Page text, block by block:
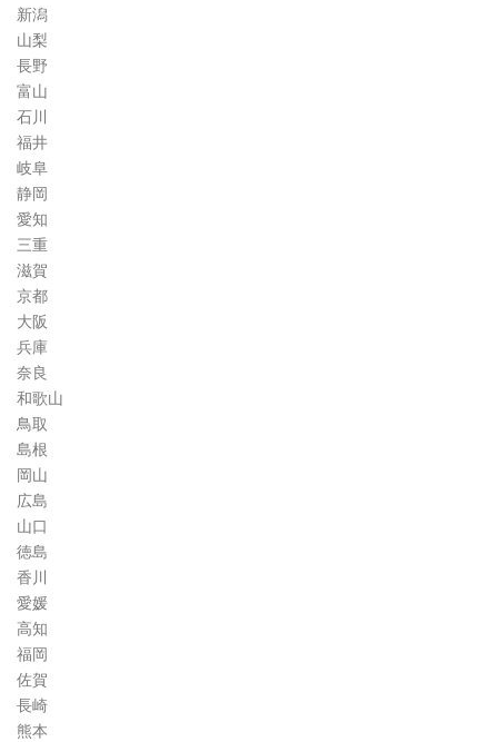
新潟
山梨
長野
富山
石川
福井
岐阜
静岡
愛知
三重
滋賀
京都
大阪
兵庫
奈良
和歌山
鳥取
島根
岡山
広島
山口
徳島
香川
愛媛
高知
福岡
佐賀
長崎
熊本